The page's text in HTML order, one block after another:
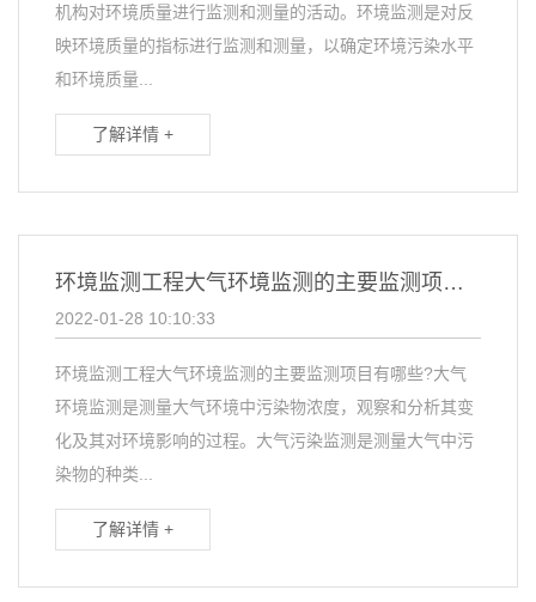
机构对环境质量进行监测和测量的活动。环境监测是对反
映环境质量的指标进行监测和测量，以确定环境污染水平
和环境质量...
了解详情 +
环境监测工程大气环境监测的主要监测项目有哪些？
2022-01-28 10:10:33
环境监测工程大气环境监测的主要监测项目有哪些?大气
环境监测是测量大气环境中污染物浓度，观察和分析其变
化及其对环境影响的过程。大气污染监测是测量大气中污
染物的种类...
了解详情 +